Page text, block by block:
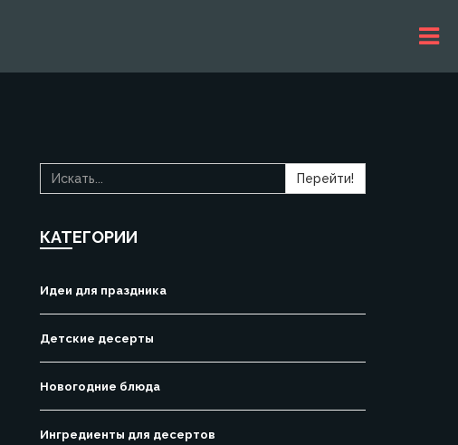
Перейти!
КАТЕГОРИИ
Идеи для праздника
Детские десерты
Новогодние блюда
Ингредиенты для десертов